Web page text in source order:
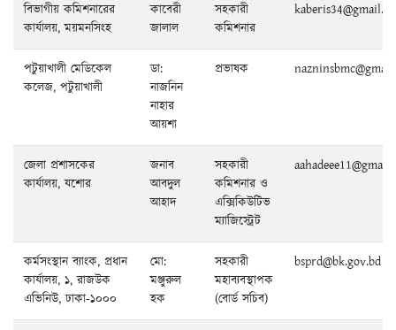
বিভাগীয় কমিশনারের
কার্যালয়, ময়মনসিংহ
কাবেরী
জালাল
সহকারী
কমিশনার
পটুয়াখালী মেডিকেল
কলেজ, পটুয়াখালী
ডা:
নাজনিন
নাহার
আয়শা
প্রভাষক
জেলা প্রশাসকের
কার্যালয়, যশোর
জনাব
আবদুল
আহাদ
সহকারী
কমিশনার ও
এক্সিকিউটিভ
ম্যাজিস্ট্রেট
কর্মসংস্থান ব্যাংক, প্রধান
কার্যালয়, ১, রাজউক
এভিনিউ, ঢাকা-১০০০
মো:
মঞ্জুরুল
হক
সহকারী
মহাব্যবস্থাপক
(বোর্ড সচিব)
bsprd@bk.gov.bd